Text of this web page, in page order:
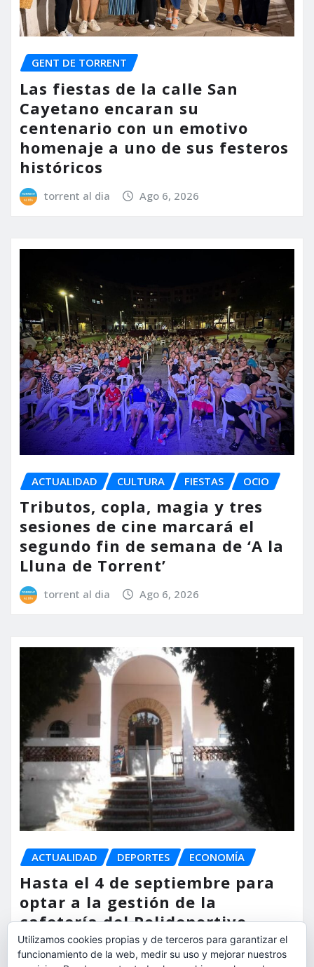
GENT DE TORRENT
Las fiestas de la calle San
Cayetano encaran su
centenario con un emotivo
homenaje a uno de sus festeros
históricos
torrent al dia Ago 6, 2026
ACTUALIDAD CULTURA FIESTAS OCIO
Tributos, copla, magia y tres
sesiones de cine marcará el
segundo fin de semana de ‘A la
Lluna de Torrent’
torrent al dia Ago 6, 2026
ACTUALIDAD DEPORTES ECONOMÍA
Hasta el 4 de septiembre para
optar a la gestión de la
cafetería del Polideportivo
Anabel Medina de Torrent
Utilizamos cookies propias y de terceros para garantizar el
funcionamiento de la web, medir su uso y mejorar nuestros